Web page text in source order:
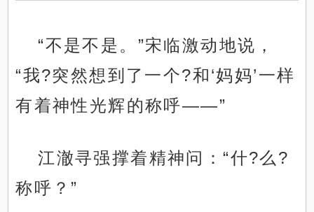
“不是不是。”宋临激动地说，
“我?突然想到了一个?和‘妈妈’一样
有着神性光辉的称呼——”
江澈寻强撑着精神问：“什?么?
称呼？”